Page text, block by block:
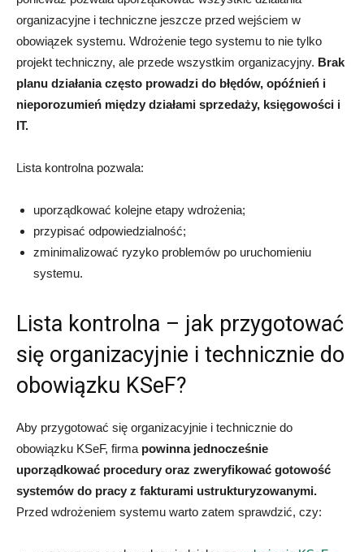
organizacyjne i techniczne jeszcze przed wejściem w
obowiązek systemu. Wdrożenie tego systemu to nie tylko
projekt techniczny, ale przede wszystkim organizacyjny. Brak
planu działania często prowadzi do błędów, opóźnień i
nieporozumień między działami sprzedaży, księgowości i
IT.
Lista kontrolna pozwala:
uporządkować kolejne etapy wdrożenia;
przypisać odpowiedzialność;
zminimalizować ryzyko problemów po uruchomieniu
systemu.
Lista kontrolna – jak przygotować
się organizacyjnie i technicznie do
obowiązku KSeF?
Aby przygotować się organizacyjnie i technicznie do
obowiązku KSeF, firma powinna jednocześnie
uporządkować procedury oraz zweryfikować gotowość
systemów do pracy z fakturami ustrukturyzowanymi.
Przed wdrożeniem systemu warto zatem sprawdzić, czy: